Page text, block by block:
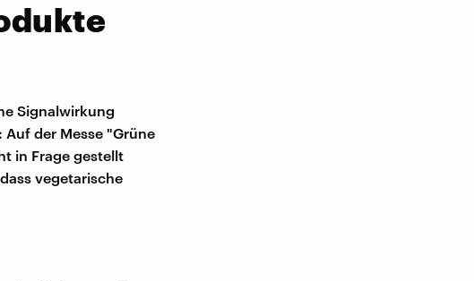
Signalwirkung
Auf der Messe "Grüne
in Frage gestellt
vegetarische